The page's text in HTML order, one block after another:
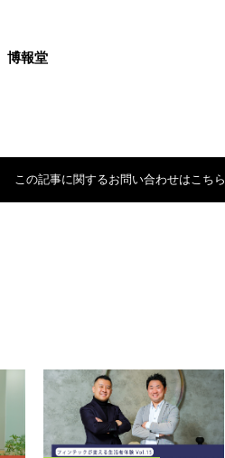
博報堂
この記事に関するお問い合わせはこちら